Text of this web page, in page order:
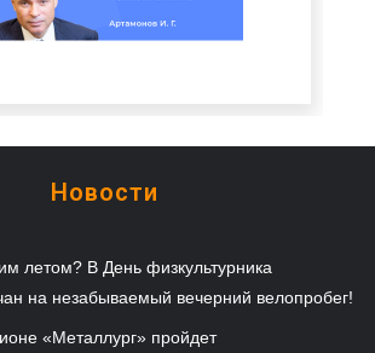
Новости
летом? В День физкультурника
на незабываемый вечерний велопробег!
«Металлург» пройдет